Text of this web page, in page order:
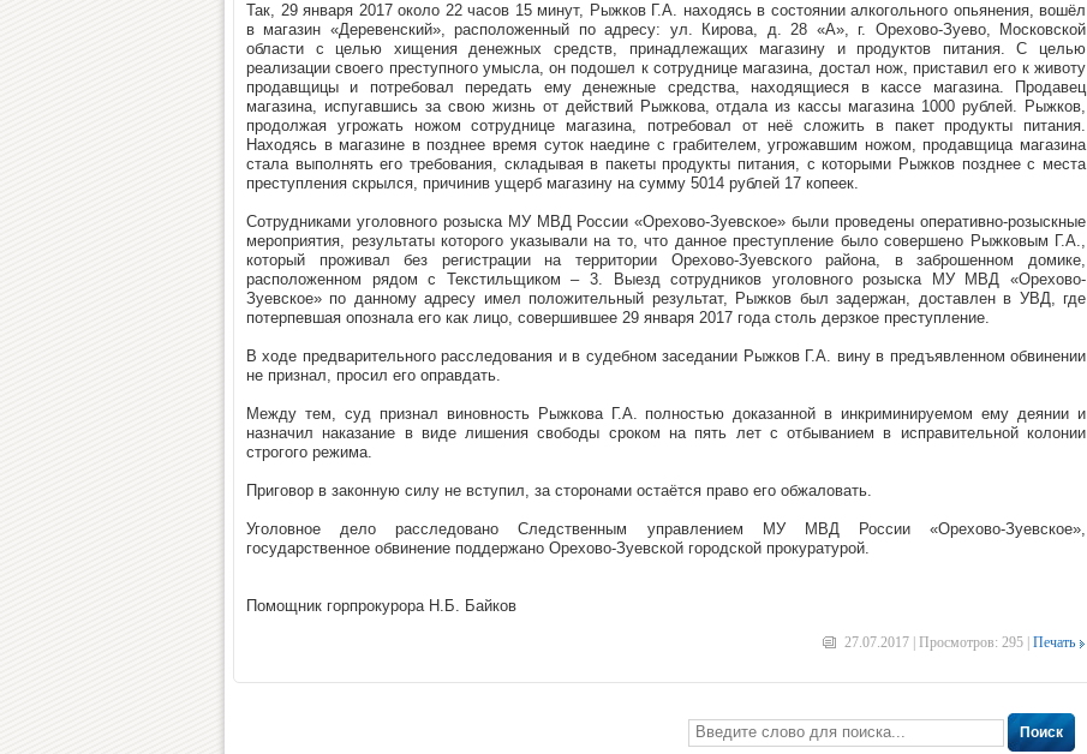
Так, 29 января 2017 около 22 часов 15 минут, Рыжков Г.А. находясь в состоянии алкогольного опьянения, вошёл
в магазин «Деревенский», расположенный по адресу: ул. Кирова, д. 28 «А», г. Орехово-Зуево, Московской
области с целью хищения денежных средств, принадлежащих магазину и продуктов питания. С целью
реализации своего преступного умысла, он подошел к сотруднице магазина, достал нож, приставил его к животу
продавщицы и потребовал передать ему денежные средства, находящиеся в кассе магазина. Продавец
магазина, испугавшись за свою жизнь от действий Рыжкова, отдала из кассы магазина 1000 рублей. Рыжков,
продолжая угрожать ножом сотруднице магазина, потребовал от неё сложить в пакет продукты питания.
Находясь в магазине в позднее время суток наедине с грабителем, угрожавшим ножом, продавщица магазина
стала выполнять его требования, складывая в пакеты продукты питания, с которыми Рыжков позднее с места
преступления скрылся, причинив ущерб магазину на сумму 5014 рублей 17 копеек.
Сотрудниками уголовного розыска МУ МВД России «Орехово-Зуевское» были проведены оперативно-розыскные
мероприятия, результаты которого указывали на то, что данное преступление было совершено Рыжковым Г.А.,
который проживал без регистрации на территории Орехово-Зуевского района, в заброшенном домике,
расположенном рядом с Текстильщиком – 3. Выезд сотрудников уголовного розыска МУ МВД «Орехово-
Зуевское» по данному адресу имел положительный результат, Рыжков был задержан, доставлен в УВД, где
потерпевшая опознала его как лицо, совершившее 29 января 2017 года столь дерзкое преступление.
В ходе предварительного расследования и в судебном заседании Рыжков Г.А. вину в предъявленном обвинении
не признал, просил его оправдать.
Между тем, суд признал виновность Рыжкова Г.А. полностью доказанной в инкриминируемом ему деянии и
назначил наказание в виде лишения свободы сроком на пять лет с отбыванием в исправительной колонии
строгого режима.
Приговор в законную силу не вступил, за сторонами остаётся право его обжаловать.
Уголовное дело расследовано Следственным управлением МУ МВД России «Орехово-Зуевское»,
государственное обвинение поддержано Орехово-Зуевской городской прокуратурой.
Помощник горпрокурора Н.Б. Байков
27.07.2017 | Просмотров: 295 | Печать
Поиск